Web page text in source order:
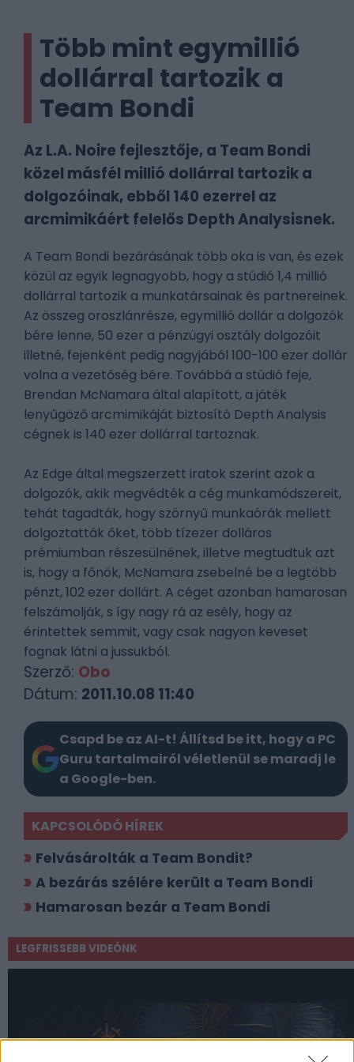
Több mint egymillió
dollárral tartozik a
Team Bondi
Az L.A. Noire fejlesztője, a Team Bondi
közel másfél millió dollárral tartozik a
dolgozóinak, ebből 140 ezerrel az
arcmimikáért felelős Depth Analysisnek.
A Team Bondi bezárásának több oka is van, és ezek
közül az egyik legnagyobb, hogy a stúdió 1,4 millió
dollárral tartozik a munkatársainak és partnereinek.
Az összeg oroszlánrésze, egymillió dollár a dolgozók
bére lenne, 50 ezer a pénzügyi osztály dolgozóit
illetné, fejenként pedig nagyjából 100-100 ezer dollár
volna a vezetőség bére. Továbbá a stúdió feje,
Brendan McNamara által alapított, a játék
lenyűgöző arcmimikáját biztosító Depth Analysis
cégnek is 140 ezer dollárral tartoznak.
Az Edge által megszerzett iratok szerint azok a
dolgozók, akik megvédték a cég munkamódszereit,
tehát tagadták, hogy szörnyű munkaórák mellett
dolgoztatták őket, több tízezer dolláros
prémiumban részesülnének, illetve megtudtuk azt
is, hogy a főnök, McNamara zsebelné be a legtöbb
pénzt, 102 ezer dollárt. A céget azonban hamarosan
felszámolják, s így nagy rá az esély, hogy az
érintettek semmit, vagy csak nagyon keveset
fognak látni a jussukból.
Szerző: Obo
Dátum: 2011.10.08 11:40
Csapd be az AI-t! Állítsd be itt, hogy a PC
Guru tartalmairól véletlenül se maradj le
a Google-ben.
KAPCSOLÓDÓ HÍREK
Felvásárolták a Team Bondit?
A bezárás szélére került a Team Bondi
Hamarosan bezár a Team Bondi
LEGFRISSEBB VIDEÓNK